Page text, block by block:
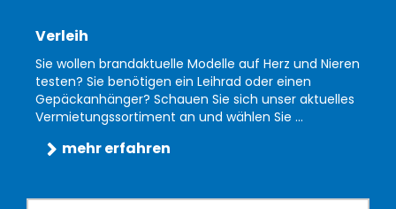
Verleih
Sie wollen brandaktuelle Modelle auf Herz und Nieren
testen? Sie benötigen ein Leihrad oder einen
Gepäckanhänger? Schauen Sie sich unser aktuelles
Vermietungssortiment an und wählen Sie ...
mehr erfahren